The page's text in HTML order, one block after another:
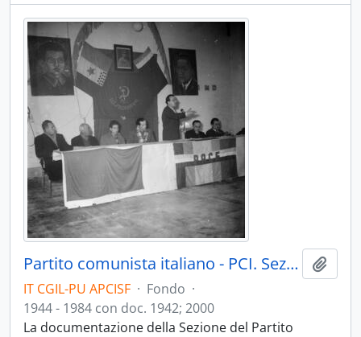
Partito comunista italiano - PCI. Sezione di Fossombrone
IT CGIL-PU APCISF · Fondo ·
1944 - 1984 con doc. 1942; 2000
La documentazione della Sezione del Partito